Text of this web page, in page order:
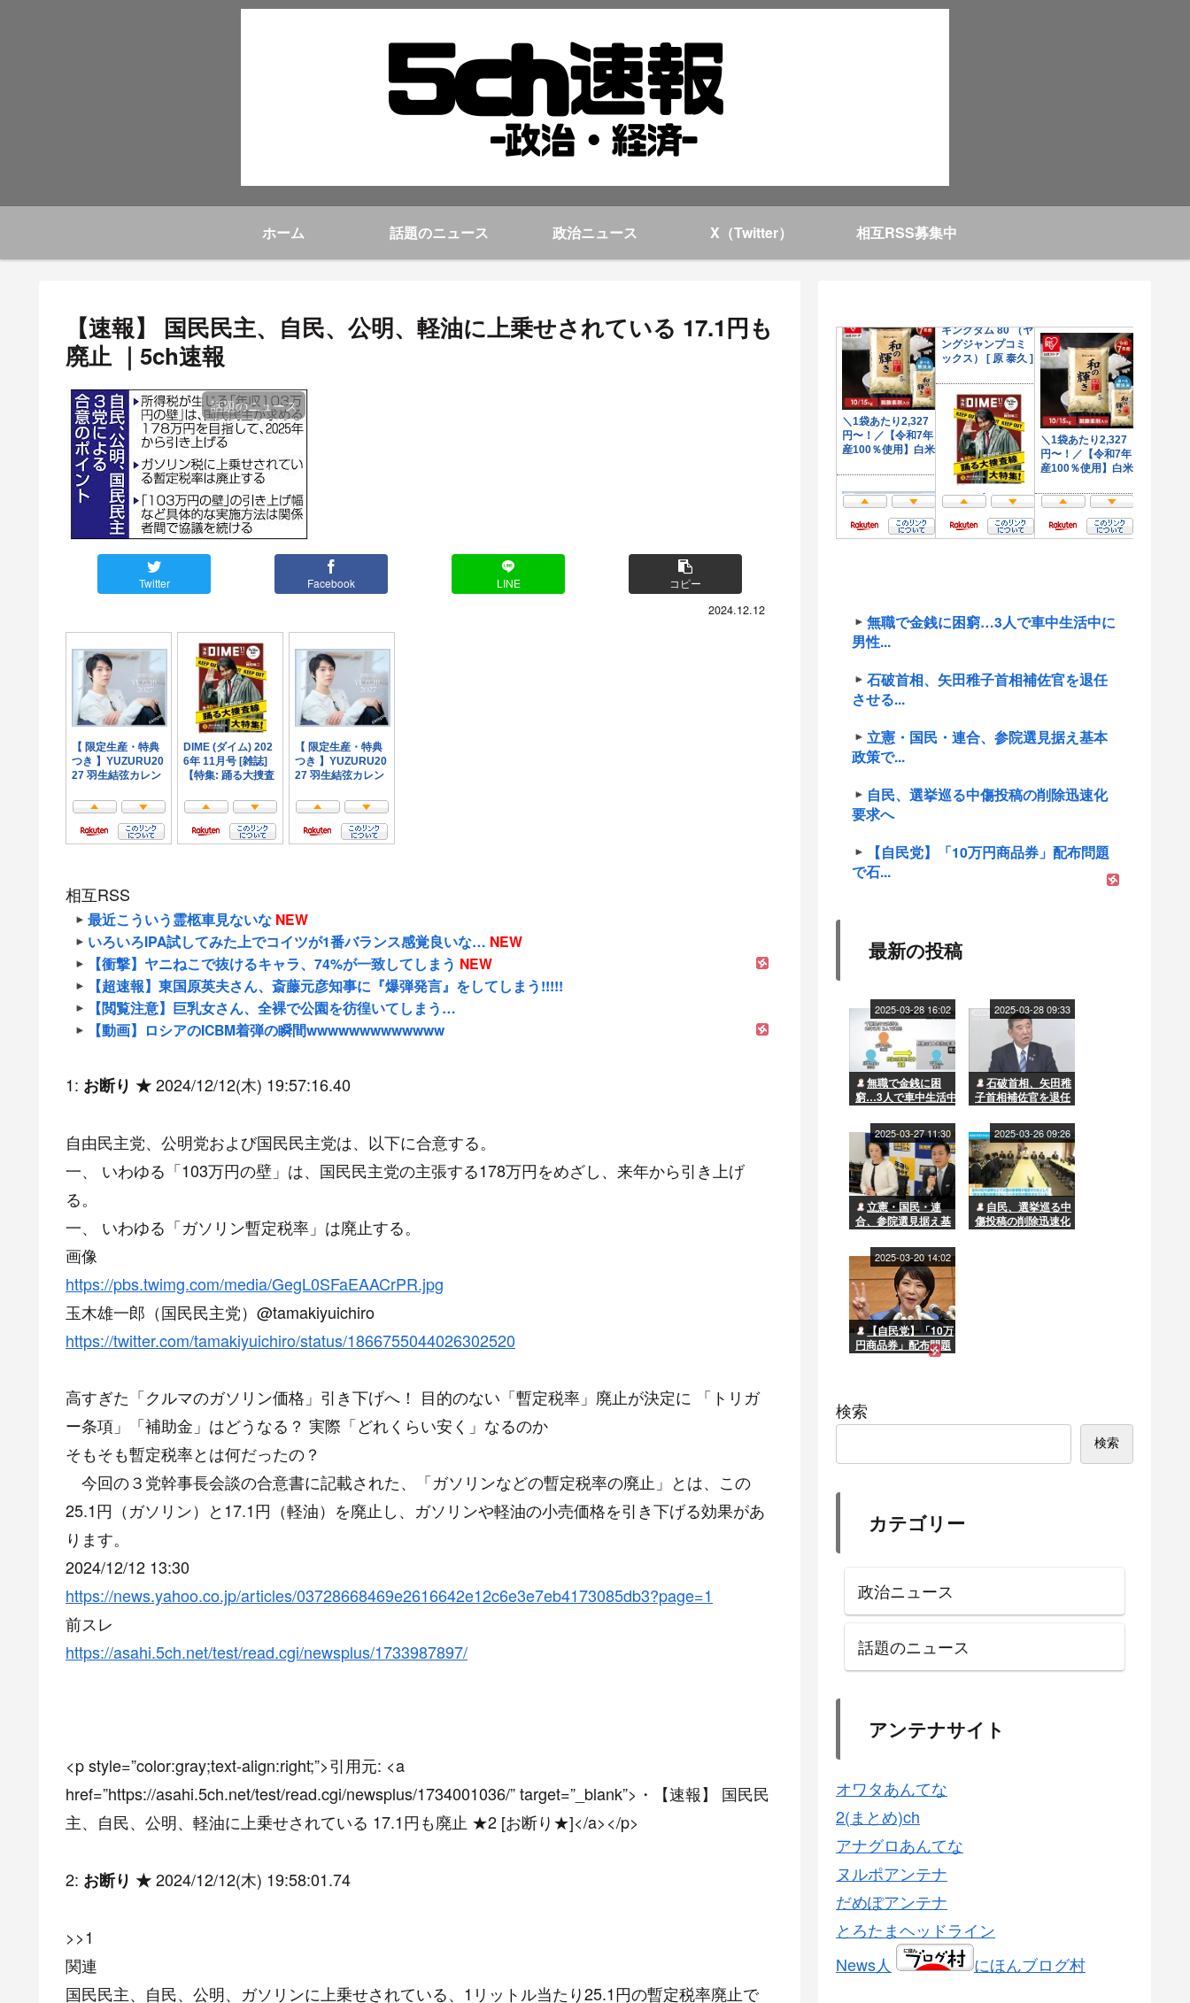
ホーム 話題のニュース 政治ニュース X（Twitter） 相互RSS募集中
【速報】 国民民主、自民、公明、軽油に上乗せされている 17.1円も
廃止 ｜5ch速報
話題のニュース
Twitter Facebook LINE コピー
2024.12.12
相互RSS
最近こういう霊柩車見ないな NEW
いろいろIPA試してみた上でコイツが1番バランス感覚良いな… NEW
【衝撃】ヤニねこで抜けるキャラ、74%が一致してしまう NEW
【超速報】東国原英夫さん、斎藤元彦知事に『爆弾発言』をしてしまう!!!!!
【閲覧注意】巨乳女さん、全裸で公園を彷徨いてしまう…
【動画】ロシアのICBM着弾の瞬間wwwwwwwwwwwww
1: お断り ★2024/12/12(木) 19:57:16.40
自由民主党、公明党および国民民主党は、以下に合意する。
一、 いわゆる「103万円の壁」は、国民民主党の主張する178万円をめざし、来年から引き上げ
る。
一、 いわゆる「ガソリン暫定税率」は廃止する。
画像
https://pbs.twimg.com/media/GegL0SFaEAACrPR.jpg
玉木雄一郎（国民民主党）@tamakiyuichiro
https://twitter.com/tamakiyuichiro/status/1866755044026302520
高すぎた「クルマのガソリン価格」引き下げへ！ 目的のない「暫定税率」廃止が決定に 「トリガ
ー条項」「補助金」はどうなる？ 実際「どれくらい安く」なるのか
そもそも暫定税率とは何だったの？
今回の３党幹事長会談の合意書に記載された、「ガソリンなどの暫定税率の廃止」とは、この
25.1円（ガソリン）と17.1円（軽油）を廃止し、ガソリンや軽油の小売価格を引き下げる効果があ
ります。
2024/12/12 13:30
https://news.yahoo.co.jp/articles/03728668469e2616642e12c6e3e7eb4173085db3?page=1
前スレ
https://asahi.5ch.net/test/read.cgi/newsplus/1733987897/
<p style=”color:gray;text-align:right;”>引用元: <a
href=”https://asahi.5ch.net/test/read.cgi/newsplus/1734001036/” target=”_blank”>・【速報】 国民民
主、自民、公明、軽油に上乗せされている 17.1円も廃止 ★2 [お断り★]</a></p>
2: お断り ★2024/12/12(木) 19:58:01.74
>>1
関連
国民民主、自民、公明、ガソリンに上乗せされている、1リットル当たり25.1円の暫定税率廃止で
無職で金銭に困窮…3人で車中生活中に
男性...
石破首相、矢田稚子首相補佐官を退任
させる...
立憲・国民・連合、参院選見据え基本
政策で...
自民、選挙巡る中傷投稿の削除迅速化
要求へ
【自民党】「10万円商品券」配布問題
で石...
最新の投稿
無職で金銭に困
窮…3人で車中生活中
に男性が死亡 兄の死
体を遺棄した弟と母
を書類送検 2人は今
年1月に千葉の漁港で
車ごと転落し死亡
2025-03-28 16:02
石破首相、矢田稚
子首相補佐官を退任
させる方針…国民民
主との「距離」影響
か
2025-03-28 09:33
立憲・国民・連
合、参院選見据え基
本政策で合意へ 選
挙協力進むか
2025-03-27 11:30
自民、選挙巡る中
傷投稿の削除迅速化
要求へ
2025-03-26 09:26
【自民党】「10万
円商品券」配布問題
で石破首相の窮地に
ッと変えられるのは
彼女だけだ」
2025-03-20 14:02
検索
検索
カテゴリー
政治ニュース
話題のニュース
アンテナサイト
オワタあんてな
2(まとめ)ch
アナグロあんてな
ヌルポアンテナ
だめぽアンテナ
とろたまヘッドライン
News人
にほんブログ村